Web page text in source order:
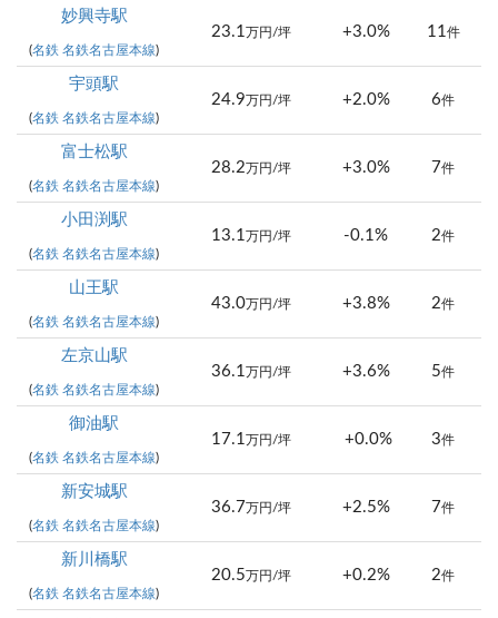
妙興寺駅
(名鉄 名鉄名古屋本線)
23.1万円/坪 +3.0% 11件
宇頭駅
(名鉄 名鉄名古屋本線)
24.9万円/坪 +2.0% 6件
富士松駅
(名鉄 名鉄名古屋本線)
28.2万円/坪 +3.0% 7件
小田渕駅
(名鉄 名鉄名古屋本線)
13.1万円/坪 -0.1% 2件
山王駅
(名鉄 名鉄名古屋本線)
43.0万円/坪 +3.8% 2件
左京山駅
(名鉄 名鉄名古屋本線)
36.1万円/坪 +3.6% 5件
御油駅
(名鉄 名鉄名古屋本線)
17.1万円/坪 +0.0% 3件
新安城駅
(名鉄 名鉄名古屋本線)
36.7万円/坪 +2.5% 7件
新川橋駅
(名鉄 名鉄名古屋本線)
20.5万円/坪 +0.2% 2件